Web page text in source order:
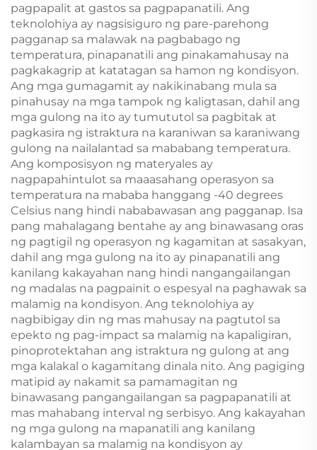
pagpapalit at gastos sa pagpapanatili. Ang
teknolohiya ay nagsisiguro ng pare-parehong
pagganap sa malawak na pagbabago ng
temperatura, pinapanatili ang pinakamahusay na
pagkakagrip at katatagan sa hamon ng kondisyon.
Ang mga gumagamit ay nakikinabang mula sa
pinahusay na mga tampok ng kaligtasan, dahil ang
mga gulong na ito ay tumututol sa pagbitak at
pagkasira ng istraktura na karaniwan sa karaniwang
gulong na nailalantad sa mababang temperatura.
Ang komposisyon ng materyales ay
nagpapahintulot sa maaasahang operasyon sa
temperatura na mababa hanggang -40 degrees
Celsius nang hindi nababawasan ang pagganap. Isa
pang mahalagang bentahe ay ang binawasang oras
ng pagtigil ng operasyon ng kagamitan at sasakyan,
dahil ang mga gulong na ito ay pinapanatili ang
kanilang kakayahan nang hindi nangangailangan
ng madalas na pagpainit o espesyal na paghawak sa
malamig na kondisyon. Ang teknolohiya ay
nagbibigay din ng mas mahusay na pagtutol sa
epekto ng pag-impact sa malamig na kapaligiran,
pinoprotektahan ang istraktura ng gulong at ang
mga kalakal o kagamitang dinala nito. Ang pagiging
matipid ay nakamit sa pamamagitan ng
binawasang pangangailangan sa pagpapanatili at
mas mahabang interval ng serbisyo. Ang kakayahan
ng mga gulong na mapanatili ang kanilang
kalambayan sa malamig na kondisyon ay